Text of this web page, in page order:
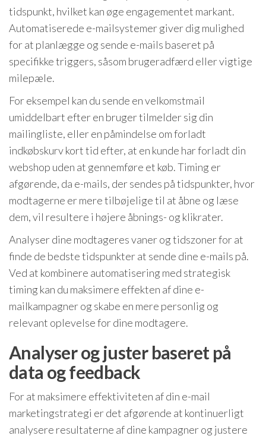
tidspunkt, hvilket kan øge engagementet markant.
Automatiserede e-mailsystemer giver dig mulighed
for at planlægge og sende e-mails baseret på
specifikke triggers, såsom brugeradfærd eller vigtige
milepæle.
For eksempel kan du sende en velkomstmail
umiddelbart efter en bruger tilmelder sig din
mailingliste, eller en påmindelse om forladt
indkøbskurv kort tid efter, at en kunde har forladt din
webshop uden at gennemføre et køb. Timing er
afgørende, da e-mails, der sendes på tidspunkter, hvor
modtagerne er mere tilbøjelige til at åbne og læse
dem, vil resultere i højere åbnings- og klikrater.
Analyser dine modtageres vaner og tidszoner for at
finde de bedste tidspunkter at sende dine e-mails på.
Ved at kombinere automatisering med strategisk
timing kan du maksimere effekten af dine e-
mailkampagner og skabe en mere personlig og
relevant oplevelse for dine modtagere.
Analyser og juster baseret på
data og feedback
For at maksimere effektiviteten af din e-mail
marketingstrategi er det afgørende at kontinuerligt
analysere resultaterne af dine kampagner og justere